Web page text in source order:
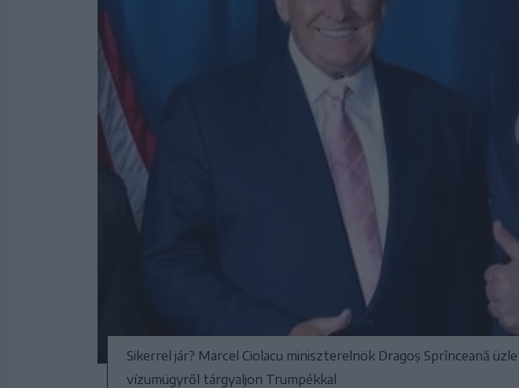
Sikerrel jár? Marcel Ciolacu miniszterelnök Dragoș Sprînceană
vízumügyről tárgyaljon Trumpékkal